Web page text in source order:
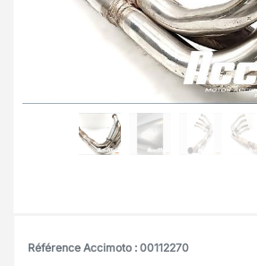
Référence Accimoto : 00112270